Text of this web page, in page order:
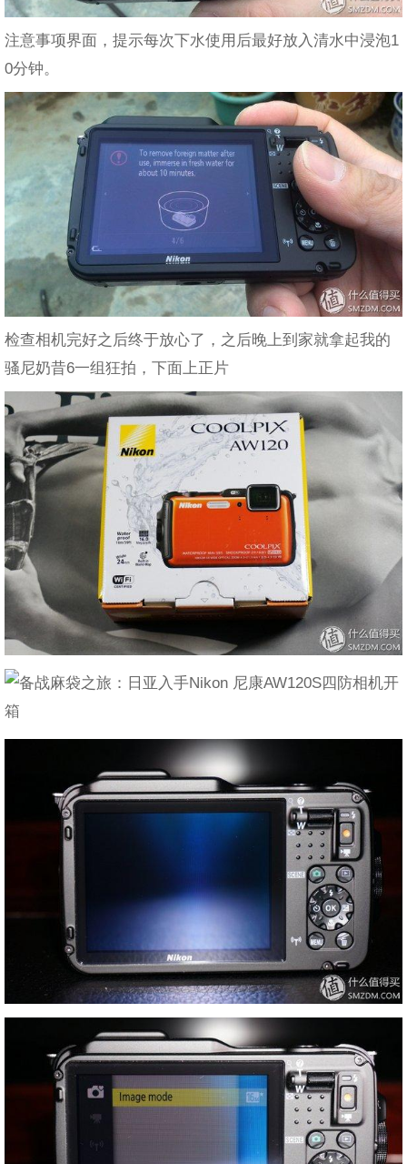
注意事项界面，提示每次下水使用后最好放入清水中浸泡1
0分钟。
检查相机完好之后终于放心了，之后晚上到家就拿起我的
骚尼奶昔6一组狂拍，下面上正片